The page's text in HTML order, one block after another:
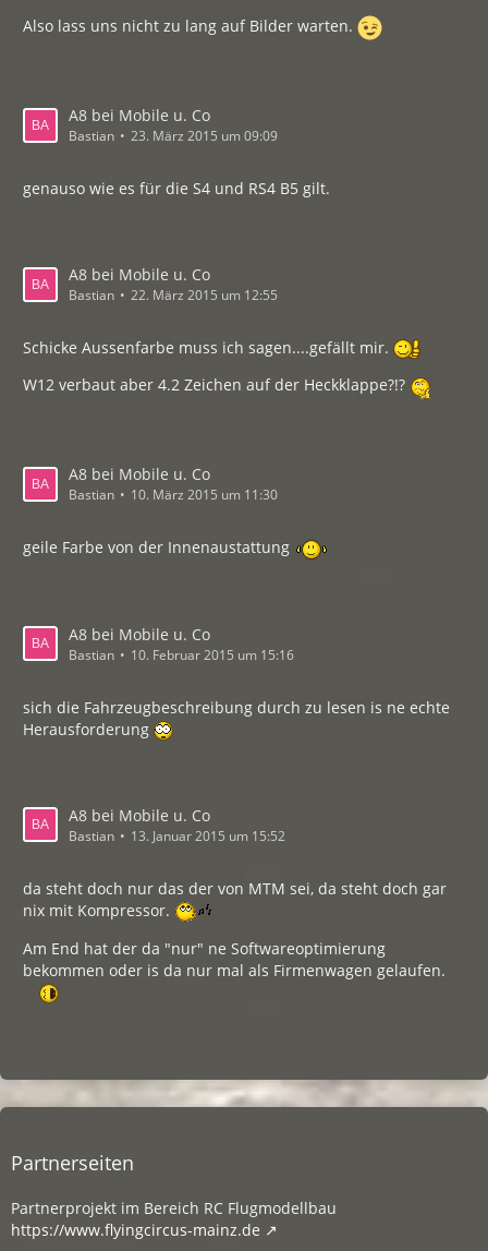
Also lass uns nicht zu lang auf Bilder warten.
A8 bei Mobile u. Co
Bastian 23. März 2015 um 09:09
genauso wie es für die S4 und RS4 B5 gilt.
A8 bei Mobile u. Co
Bastian 22. März 2015 um 12:55
Schicke Aussenfarbe muss ich sagen....gefällt mir.
W12 verbaut aber 4.2 Zeichen auf der Heckklappe?!?
A8 bei Mobile u. Co
Bastian 10. März 2015 um 11:30
geile Farbe von der Innenaustattung
A8 bei Mobile u. Co
Bastian 10. Februar 2015 um 15:16
sich die Fahrzeugbeschreibung durch zu lesen is ne echte
Herausforderung
A8 bei Mobile u. Co
Bastian 13. Januar 2015 um 15:52
da steht doch nur das der von MTM sei, da steht doch gar
nix mit Kompressor.
Am End hat der da "nur" ne Softwareoptimierung
bekommen oder is da nur mal als Firmenwagen gelaufen.
Partnerseiten
Partnerprojekt im Bereich RC Flugmodellbau
https://www.flyingcircus-mainz.de